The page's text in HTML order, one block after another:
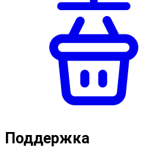
Поддержка